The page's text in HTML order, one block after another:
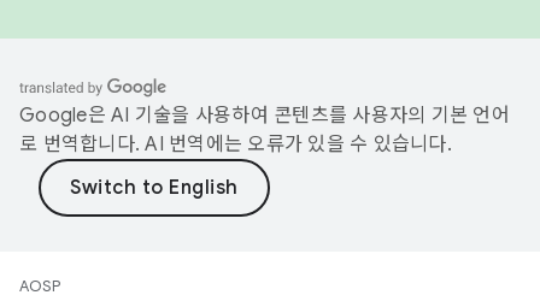
Google은 AI 기술을 사용하여 콘텐츠를 사용자의 기본 언어
로 번역합니다. AI 번역에는 오류가 있을 수 있습니다.
AOSP